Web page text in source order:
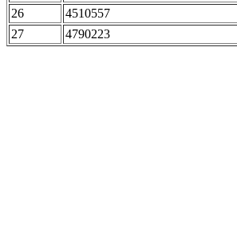
26 4510557
27 4790223